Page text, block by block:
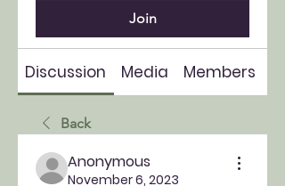
Join
Discussion Media Members
Back
Anonymous
November 6, 2023